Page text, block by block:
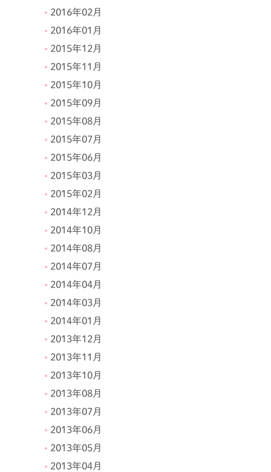
2016年02月
2016年01月
2015年12月
2015年11月
2015年10月
2015年09月
2015年08月
2015年07月
2015年06月
2015年03月
2015年02月
2014年12月
2014年10月
2014年08月
2014年07月
2014年04月
2014年03月
2014年01月
2013年12月
2013年11月
2013年10月
2013年08月
2013年07月
2013年06月
2013年05月
2013年04月